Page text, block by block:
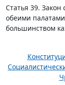
Статья 39. Закон
обеими
большинством